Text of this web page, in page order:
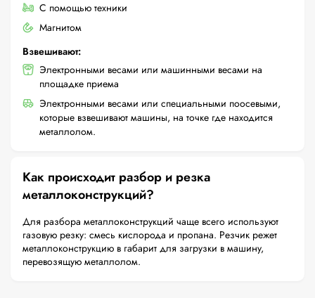
С помощью техники
Магнитом
Взвешивают:
Электронными весами или машинными весами на
площадке приема
Электронными весами или специальными поосевыми,
которые взвешивают машины, на точке где находится
металлолом.
Как происходит разбор и резка
металлоконструкций?
Для разбора металлоконструкций чаще всего используют
газовую резку: смесь кислорода и пропана. Резчик режет
металлоконструкцию в габарит для загрузки в машину,
перевозящую металлолом.